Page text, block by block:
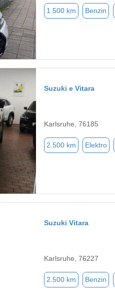
1.500 km Benzin
Suzuki e Vitara
Karlsruhe, 76185
2.500 km Elektro
Suzuki Vitara
Karlsruhe, 76227
2.500 km Benzin